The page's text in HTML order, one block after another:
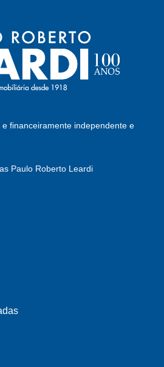
financeiramente independente e
Paulo Roberto Leardi